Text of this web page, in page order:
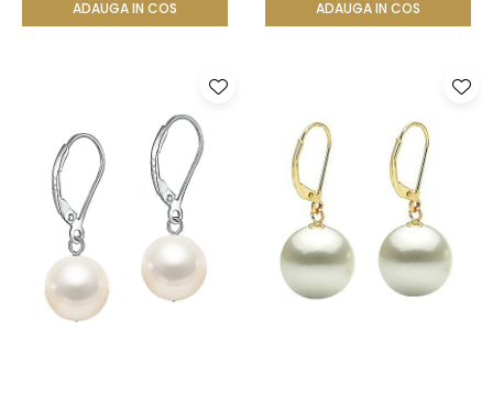
ADAUGA IN COS ADAUGA IN COS